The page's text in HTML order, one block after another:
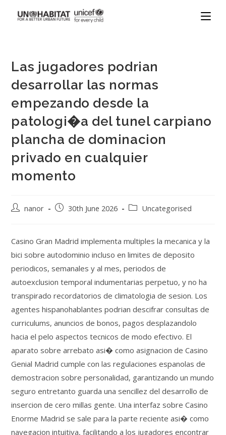
Las jugadores podrian
desarrollar las normas
empezando desde la
patologi�a del tunel carpiano
plancha de dominacion
privado en cualquier
momento
nanor 30th June 2026 Uncategorised
Casino Gran Madrid implementa multiples la mecanica y la
bici sobre autodominio incluso en limites de deposito
periodicos, semanales y al mes, periodos de
autoexclusion temporal indumentarias perpetuo, y no ha
transpirado recordatorios de climatologia de sesion. Los
agentes hispanohablantes podrian descifrar consultas de
curriculums, anuncios de bonos, pagos desplazandolo
hacia el pelo aspectos tecnicos de modo efectivo. El
aparato sobre arrebato asi� como asignacion de Casino
Genial Madrid cumple con las regulaciones espanolas de
demostracion sobre personalidad, garantizando un mundo
seguro entretanto guarda una sencillez del desarrollo de
insercion de cero millas gente. Una interfaz sobre Casino
Enorme Madrid se sale para la parte reciente asi� como
navegacion intuitiva, facilitando a los jugadores encontrar